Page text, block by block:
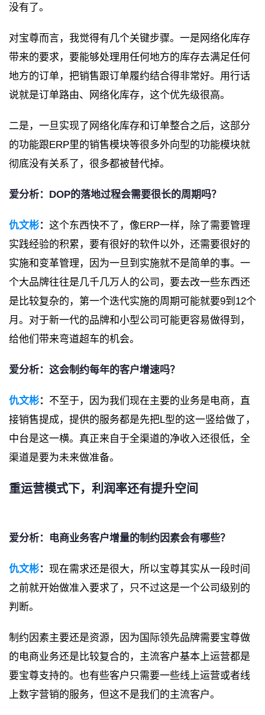
没有了。
对宝尊而言，我觉得有几个关键步骤。一是网络化库存
带来的要求，要能够处理用任何地方的库存去满足任何
地方的订单，把销售跟订单履约结合得非常好。用行话
说就是订单路由、网络化库存，这个优先级很高。
二是，一旦实现了网络化库存和订单整合之后，这部分
的功能跟ERP里的销售模块等很多外向型的功能模块就
彻底没有关系了，很多都被替代掉。
爱分析：DOP的落地过程会需要很长的周期吗？
仇文彬： 这个东西快不了，像ERP一样，除了需要管理
实践经验的积累，要有很好的软件以外，还需要很好的
实施和变革管理，因为一旦到实施就不是简单的事。一
个大品牌往往是几千几万人的公司，要去改一些东西还
是比较复杂的，第一个迭代实施的周期可能就要9到12个
月。对于新一代的品牌和小型公司可能更容易做得到，
给他们带来弯道超车的机会。
爱分析：这会制约每年的客户增速吗？
仇文彬： 不至于，因为我们现在主要的业务是电商，直
接销售提成，提供的服务都是先把L型的这一竖给做了，
中台是这一横。真正来自于全渠道的净收入还很低，全
渠道是要为未来做准备。
重运营模式下，利润率还有提升空间
爱分析：电商业务客户增量的制约因素会有哪些？
仇文彬： 现在需求还是很大，所以宝尊其实从一段时间
之前就开始做准入要求了，只不过这是一个公司级别的
判断。
制约因素主要还是资源，因为国际领先品牌需要宝尊做
的电商业务还是比较复合的，主流客户基本上运营都是
要宝尊支持的。也有些客户只需要一些线上运营或者线
上数字营销的服务，但这不是我们的主流客户。